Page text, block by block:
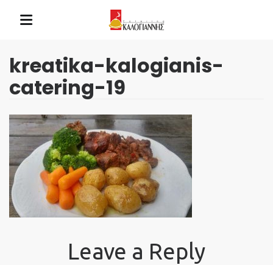
kreatika-kalogianis-
catering-19
Leave a Reply